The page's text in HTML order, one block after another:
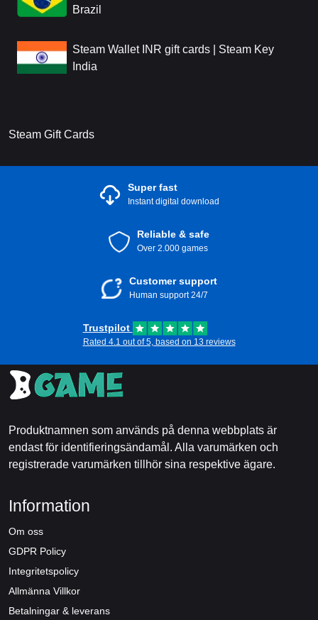
Brazil
Steam Wallet INR gift cards | Steam Key
India
Steam Gift Cards
Super fast
Instant digital download
Reliable & safe
Over 2.000 games
Customer support
Human support 24/7
Trustpilot
Rated 4.1 out of 5, based on 13 reviews
Produktnamnen som används på denna webbplats är
endast för identifieringsändamål. Alla varumärken och
registrerade varumärken tillhör sina respektive ägare.
Information
Om oss
GDPR Policy
Integritetspolicy
Allmänna Villkor
Betalningar & leverans